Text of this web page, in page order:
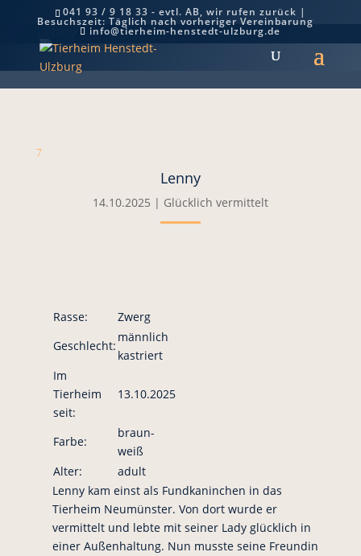
041 93 / 9 18 33 - evtl. AB, wir rufen zurück |
Besuchszeit: Täglich nach vorheriger Vereinbarung
info@tierheim-henstedt-ulzburg.de
Lenny
7
Lenny
14.10.2025 | Glücklich vermittelt
Rasse:
Zwerg
Geschlecht:
männlich
kastriert
Im
Tierheim
seit:
13.10.2025
Farbe:
braun-
weiß
Alter:
adult
Lenny kam einst als Fundkaninchen in das
Tierheim Neumünster. Von dort wurde er
vermittelt und lebte mit seiner Lady glücklich in
einer Außenhaltung. Nun musste seine Freundin